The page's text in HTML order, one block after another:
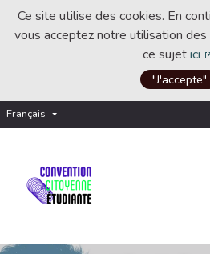
Ce site utilise des cookies. En
vous acceptez notre utilisation des
ce sujetici
"J'accepte"
Français Choisir la langue